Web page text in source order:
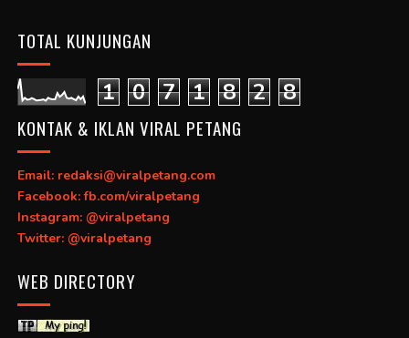
TOTAL KUNJUNGAN
1 0 7 1 8 2 8
KONTAK & IKLAN VIRAL PETANG
Email: redaksi@viralpetang.com
Facebook: fb.com/viralpetang
Instagram: @viralpetang
Twitter: @viralpetang
WEB DIRECTORY